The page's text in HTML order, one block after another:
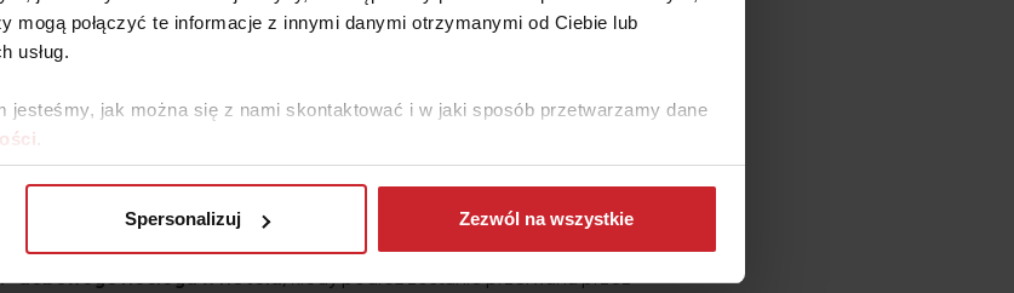
mogą połączyć te informacje z innymi danymi otrzymanymi od Ciebie lub
usług.
jesteśmy, jak można się z nami skontaktować i w jaki sposób przetwarzamy dane
Spersonalizuj Zezwól na wszystkie
Superior w TUW
naprawę pojazdu na miejscu awarii lub wypadku.
po nieudanej naprawie.
parkingu.
po awarii, kradzieży i wypadku.
dobowego noclegu w hotelu, kiedy podróż zostanie przerwana przez